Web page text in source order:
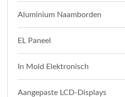
Aluminium Naamborden
EL Paneel
In Mold Elektronisch
Aangepaste LCD-Displays